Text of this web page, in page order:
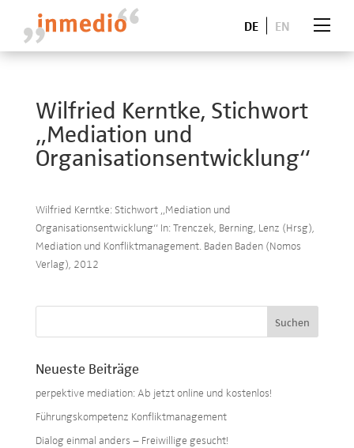
DE EN
Wilfried Kerntke, Stichwort
„Mediation und
Organisationsentwicklung“
Wilfried Kerntke: Stichwort „Mediation und
Organisationsentwicklung“ In: Trenczek, Berning, Lenz (Hrsg),
Mediation und Konfliktmanagement. Baden Baden (Nomos
Verlag), 2012
Neueste Beiträge
perpektive mediation: Ab jetzt online und kostenlos!
Führungskompetenz Konfliktmanagement
Dialog einmal anders – Freiwillige gesucht!